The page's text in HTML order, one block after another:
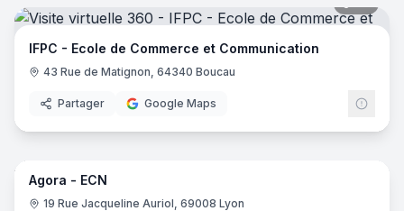
IFPC - Ecole de Commerce et Communication
43 Rue de Matignon, 64340 Boucau
Partager Google Maps
32
Agora - ECN
19 Rue Jacqueline Auriol, 69008 Lyon